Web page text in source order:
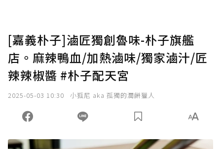
[嘉義朴子]滷匠獨創魯味-朴子旗艦
店。麻辣鴨血/加熱滷味/獨家滷汁/匠
辣辣椒醬 #朴子配天宮
2025-05-03 10:30 小狐尼 aka 孤獨的潤餅獵人